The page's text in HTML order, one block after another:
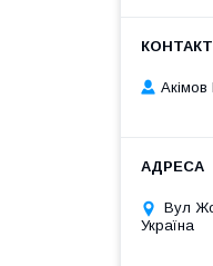
Вул
Україна